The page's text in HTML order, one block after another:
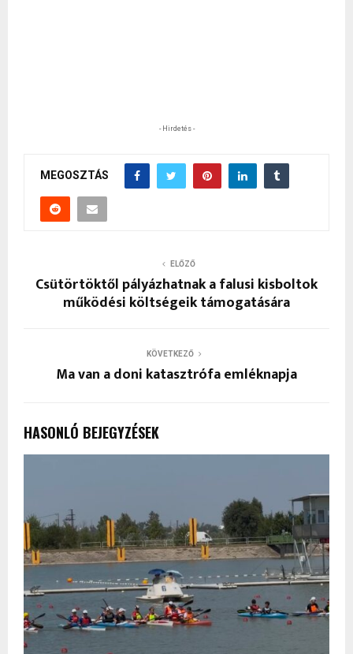
- Hirdetés -
MEGOSZTÁS
ELŐZŐ
Csütörtöktől pályázhatnak a falusi kisboltok
működési költségeik támogatására
KÖVETKEZŐ
Ma van a doni katasztrófa emléknapja
HASONLÓ BEJEGYZÉSEK